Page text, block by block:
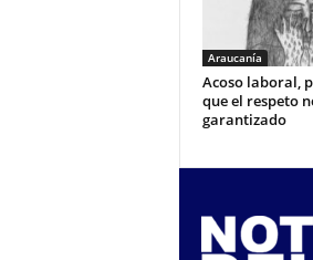
Araucanía
Acoso laboral,
que el respeto
garantizado